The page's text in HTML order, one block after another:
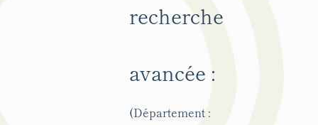
recherche
avancée :
(Département :